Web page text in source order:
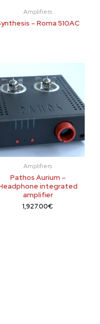
Amplifiers
– Roma 510AC
Amplifiers
Pathos Aurium –
integrated
amplifier
1,927.00€